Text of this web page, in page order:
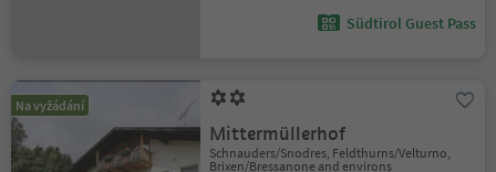
Südtirol Guest Pass
Na vyžádání
Mittermüllerhof
Schnauders/Snodres, Feldthurns/Velturno,
Brixen/Bressanone and environs